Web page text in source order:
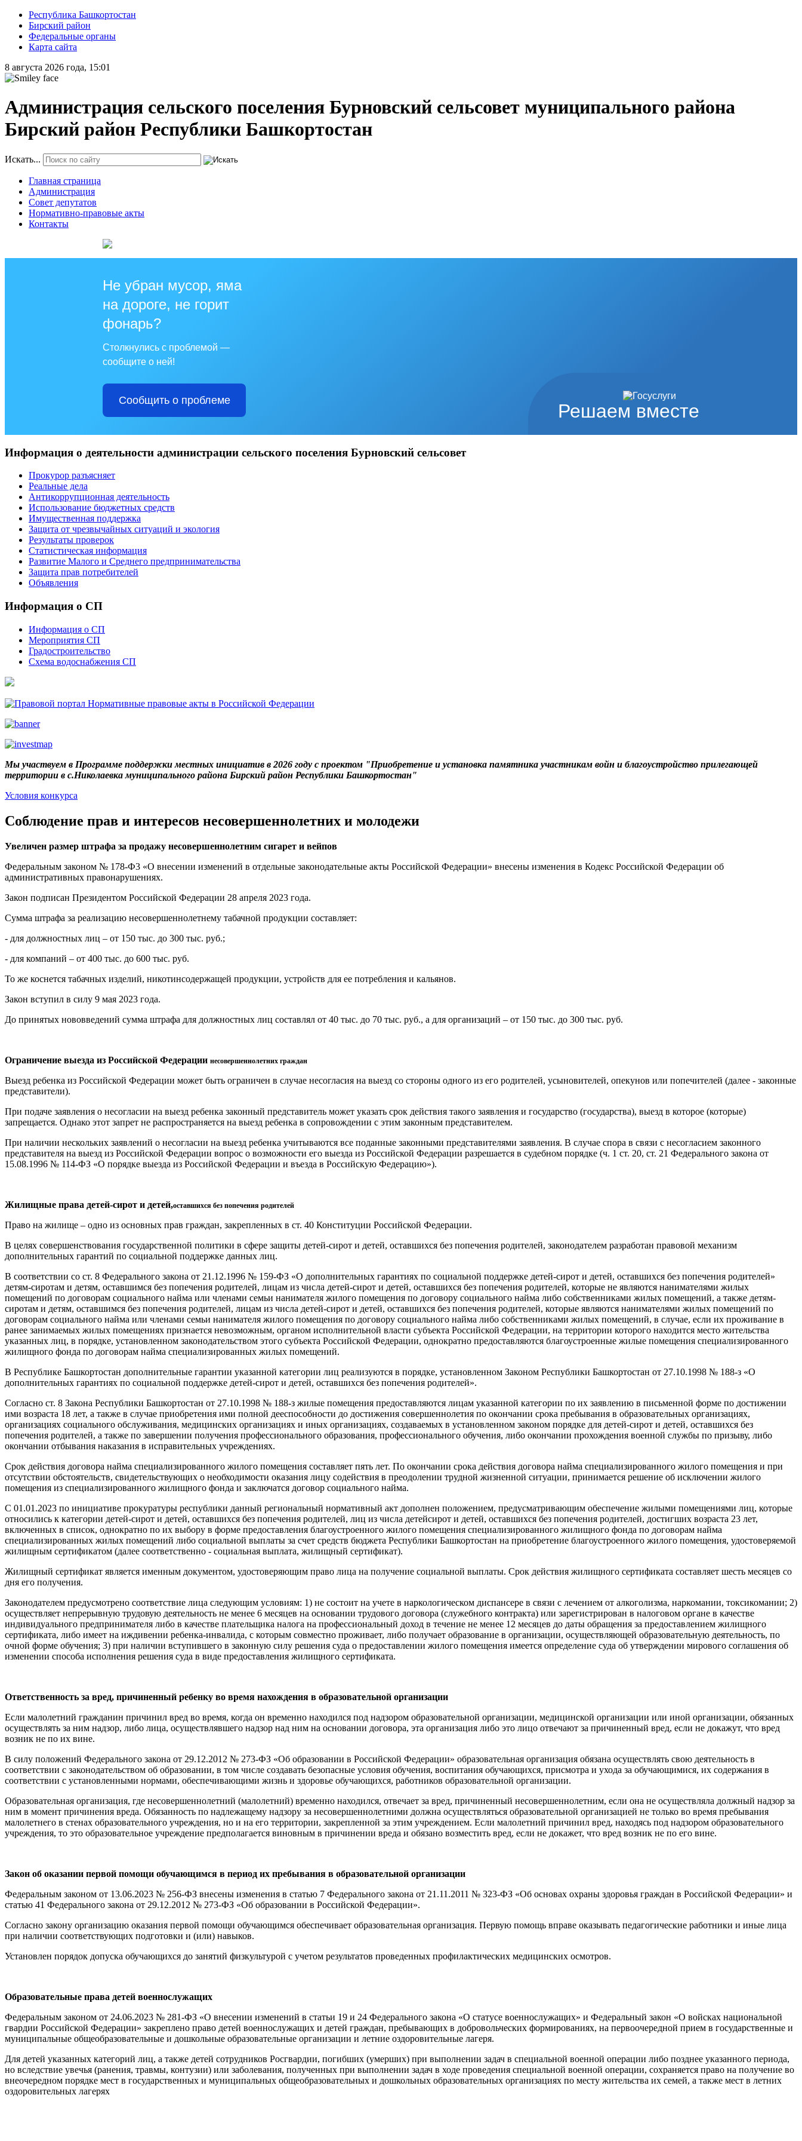
Республика Башкортостан
Бирский район
Федеральные органы
Карта сайта
8 августа 2026 года, 15:01
Администрация сельского поселения Бурновский сельсовет муниципального района
Бирский район Республики Башкортостан
Искать...
Главная страница
Администрация
Совет депутатов
Нормативно-правовые акты
Контакты
Решаем вместе
Не убран мусор, яма
на дороге, не горит
фонарь?
Столкнулись с проблемой —
сообщите о ней!
Сообщить о проблеме
Информация о деятельности администрации сельского поселения Бурновский сельсовет
Прокурор разъясняет
Реальные дела
Антикоррупционная деятельность
Использование бюджетных средств
Имущественная поддержка
Защита от чрезвычайных ситуаций и экология
Результаты проверок
Статистическая информация
Развитие Малого и Среднего предпринимательства
Защита прав потребителей
Объявления
Информация о СП
Информация о СП
Мероприятия СП
Градостроительство
Схема водоснабжения СП
Мы участвуем в Программе поддержки местных инициатив в 2026 году с проектом "Приобретение и установка памятника участникам войн и благоустройство прилегающей
территории в с.Николаевка муниципального района Бирский район Республики Башкортостан"
Условия конкурса
Соблюдение прав и интересов несовершеннолетних и молодежи
Увеличен размер штрафа за продажу несовершеннолетним сигарет и вейпов
Федеральным законом № 178-Ф3 «О внесении изменений в отдельные законодательные акты Российской Федерации» внесены изменения в Кодекс Российской Федерации об
административных правонарушениях.
Закон подписан Президентом Российской Федерации 28 апреля 2023 года.
Сумма штрафа за реализацию несовершеннолетнему табачной продукции составляет:
- для должностных лиц – от 150 тыс. до 300 тыс. руб.;
- для компаний – от 400 тыс. до 600 тыс. руб.
То же коснется табачных изделий, никотинсодержащей продукции, устройств для ее потребления и кальянов.
Закон вступил в силу 9 мая 2023 года.
До принятых нововведений сумма штрафа для должностных лиц составлял от 40 тыс. до 70 тыс. руб., а для организаций – от 150 тыс. до 300 тыс. руб.
Ограничение выезда из Российской Федерации несовершеннолетних граждан
Выезд ребенка из Российской Федерации может быть ограничен в случае несогласия на выезд со стороны одного из его родителей, усыновителей, опекунов или попечителей (далее - законные
представители).
При подаче заявления о несогласии на выезд ребенка законный представитель может указать срок действия такого заявления и государство (государства), выезд в которое (которые)
запрещается. Однако этот запрет не распространяется на выезд ребенка в сопровождении с этим законным представителем.
При наличии нескольких заявлений о несогласии на выезд ребенка учитываются все поданные законными представителями заявления. В случае спора в связи с несогласием законного
представителя на выезд из Российской Федерации вопрос о возможности его выезда из Российской Федерации разрешается в судебном порядке (ч. 1 ст. 20, ст. 21 Федерального закона от
15.08.1996 № 114-ФЗ «О порядке выезда из Российской Федерации и въезда в Российскую Федерацию»).
Жилищные права детей-сирот и детей,оставшихся без попечения родителей
Право на жилище – одно из основных прав граждан, закрепленных в ст. 40 Конституции Российской Федерации.
В целях совершенствования государственной политики в сфере защиты детей-сирот и детей, оставшихся без попечения родителей, законодателем разработан правовой механизм
дополнительных гарантий по социальной поддержке данных лиц.
В соответствии со ст. 8 Федерального закона от 21.12.1996 № 159-ФЗ «О дополнительных гарантиях по социальной поддержке детей-сирот и детей, оставшихся без попечения родителей»
детям-сиротам и детям, оставшимся без попечения родителей, лицам из числа детей-сирот и детей, оставшихся без попечения родителей, которые не являются нанимателями жилых
помещений по договорам социального найма или членами семьи нанимателя жилого помещения по договору социального найма либо собственниками жилых помещений, а также детям-
сиротам и детям, оставшимся без попечения родителей, лицам из числа детей-сирот и детей, оставшихся без попечения родителей, которые являются нанимателями жилых помещений по
договорам социального найма или членами семьи нанимателя жилого помещения по договору социального найма либо собственниками жилых помещений, в случае, если их проживание в
ранее занимаемых жилых помещениях признается невозможным, органом исполнительной власти субъекта Российской Федерации, на территории которого находится место жительства
указанных лиц, в порядке, установленном законодательством этого субъекта Российской Федерации, однократно предоставляются благоустроенные жилые помещения специализированного
жилищного фонда по договорам найма специализированных жилых помещений.
В Республике Башкортостан дополнительные гарантии указанной категории лиц реализуются в порядке, установленном Законом Республики Башкортостан от 27.10.1998 № 188-з «О
дополнительных гарантиях по социальной поддержке детей-сирот и детей, оставшихся без попечения родителей».
Согласно ст. 8 Закона Республики Башкортостан от 27.10.1998 № 188-з жилые помещения предоставляются лицам указанной категории по их заявлению в письменной форме по достижении
ими возраста 18 лет, а также в случае приобретения ими полной дееспособности до достижения совершеннолетия по окончании срока пребывания в образовательных организациях,
организациях социального обслуживания, медицинских организациях и иных организациях, создаваемых в установленном законом порядке для детей-сирот и детей, оставшихся без
попечения родителей, а также по завершении получения профессионального образования, профессионального обучения, либо окончании прохождения военной службы по призыву, либо
окончании отбывания наказания в исправительных учреждениях.
Срок действия договора найма специализированного жилого помещения составляет пять лет. По окончании срока действия договора найма специализированного жилого помещения и при
отсутствии обстоятельств, свидетельствующих о необходимости оказания лицу содействия в преодолении трудной жизненной ситуации, принимается решение об исключении жилого
помещения из специализированного жилищного фонда и заключатся договор социального найма.
С 01.01.2023 по инициативе прокуратуры республики данный региональный нормативный акт дополнен положением, предусматривающим обеспечение жилыми помещениями лиц, которые
относились к категории детей-сирот и детей, оставшихся без попечения родителей, лиц из числа детейсирот и детей, оставшихся без попечения родителей, достигших возраста 23 лет,
включенных в список, однократно по их выбору в форме предоставления благоустроенного жилого помещения специализированного жилищного фонда по договорам найма
специализированных жилых помещений либо социальной выплаты за счет средств бюджета Республики Башкортостан на приобретение благоустроенного жилого помещения, удостоверяемой
жилищным сертификатом (далее соответственно - социальная выплата, жилищный сертификат).
Жилищный сертификат является именным документом, удостоверяющим право лица на получение социальной выплаты. Срок действия жилищного сертификата составляет шесть месяцев со
дня его получения.
Законодателем предусмотрено соответствие лица следующим условиям: 1) не состоит на учете в наркологическом диспансере в связи с лечением от алкоголизма, наркомании, токсикомании; 2)
осуществляет непрерывную трудовую деятельность не менее 6 месяцев на основании трудового договора (служебного контракта) или зарегистрирован в налоговом органе в качестве
индивидуального предпринимателя либо в качестве плательщика налога на профессиональный доход в течение не менее 12 месяцев до даты обращения за предоставлением жилищного
сертификата, либо имеет на иждивении ребенка-инвалида, с которым совместно проживает, либо получает образование в организации, осуществляющей образовательную деятельность, по
очной форме обучения; 3) при наличии вступившего в законную силу решения суда о предоставлении жилого помещения имеется определение суда об утверждении мирового соглашения об
изменении способа исполнения решения суда в виде предоставления жилищного сертификата.
Ответственность за вред, причиненный ребенку во время нахождения в образовательной организации
Если малолетний гражданин причинил вред во время, когда он временно находился под надзором образовательной организации, медицинской организации или иной организации, обязанных
осуществлять за ним надзор, либо лица, осуществлявшего надзор над ним на основании договора, эта организация либо это лицо отвечают за причиненный вред, если не докажут, что вред
возник не по их вине.
В силу положений Федерального закона от 29.12.2012 № 273-ФЗ «Об образовании в Российской Федерации» образовательная организация обязана осуществлять свою деятельность в
соответствии с законодательством об образовании, в том числе создавать безопасные условия обучения, воспитания обучающихся, присмотра и ухода за обучающимися, их содержания в
соответствии с установленными нормами, обеспечивающими жизнь и здоровье обучающихся, работников образовательной организации.
Образовательная организация, где несовершеннолетний (малолетний) временно находился, отвечает за вред, причиненный несовершеннолетним, если она не осуществляла должный надзор за
ним в момент причинения вреда. Обязанность по надлежащему надзору за несовершеннолетними должна осуществляться образовательной организацией не только во время пребывания
малолетнего в стенах образовательного учреждения, но и на его территории, закрепленной за этим учреждением. Если малолетний причинил вред, находясь под надзором образовательного
учреждения, то это образовательное учреждение предполагается виновным в причинении вреда и обязано возместить вред, если не докажет, что вред возник не по его вине.
Закон об оказании первой помощи обучающимся в период их пребывания в образовательной организации
Федеральным законом от 13.06.2023 № 256-ФЗ внесены изменения в статью 7 Федерального закона от 21.11.2011 № 323-ФЗ «Об основах охраны здоровья граждан в Российской Федерации» и
статью 41 Федерального закона от 29.12.2012 № 273-ФЗ «Об образовании в Российской Федерации».
Согласно закону организацию оказания первой помощи обучающимся обеспечивает образовательная организация. Первую помощь вправе оказывать педагогические работники и иные лица
при наличии соответствующих подготовки и (или) навыков.
Установлен порядок допуска обучающихся до занятий физкультурой с учетом результатов проведенных профилактических медицинских осмотров.
Образовательные права детей военнослужащих
Федеральным законом от 24.06.2023 № 281-ФЗ «О внесении изменений в статьи 19 и 24 Федерального закона «О статусе военнослужащих» и Федеральный закон «О войсках национальной
гвардии Российской Федерации» закреплено право детей военнослужащих и детей граждан, пребывающих в добровольческих формированиях, на первоочередной прием в государственные и
муниципальные общеобразовательные и дошкольные образовательные организации и летние оздоровительные лагеря.
Для детей указанных категорий лиц, а также детей сотрудников Росгвардии, погибших (умерших) при выполнении задач в специальной военной операции либо позднее указанного периода,
но вследствие увечья (ранения, травмы, контузии) или заболевания, полученных при выполнении задач в ходе проведения специальной военной операции, сохраняется право на получение во
внеочередном порядке мест в государственных и муниципальных общеобразовательных и дошкольных образовательных организациях по месту жительства их семей, а также мест в летних
оздоровительных лагерях